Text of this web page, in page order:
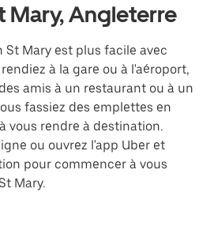
Mary, Angleterre
St Mary est plus facile avec
à la gare ou à l'aéroport,
amis à un restaurant ou à un
fassiez des emplettes en
vous rendre à destination.
ou ouvrez l'app Uber et
pour commencer à vous
Mary.